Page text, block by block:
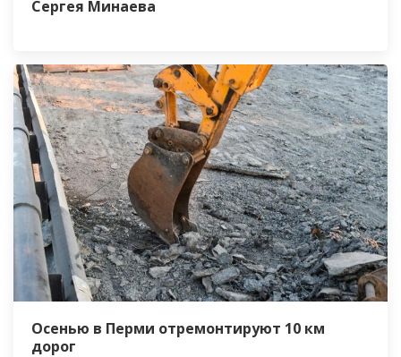
Сергея Минаева
Осенью в Перми отремонтируют 10 км
дорог